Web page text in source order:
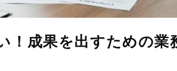
！成果を出すための業